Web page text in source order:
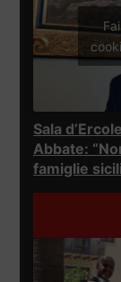
Sala
Abbate:
famiglie